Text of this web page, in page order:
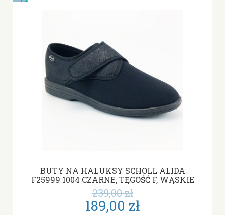
BUTY NA HALUKSY SCHOLL ALIDA
F25999 1004 CZARNE, TĘGOŚĆ F, WĄSKIE
189,00 zł
239,00 zł